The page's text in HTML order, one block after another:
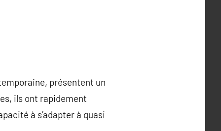
présentent un
ils ont rapidement
à s’adapter à quasi